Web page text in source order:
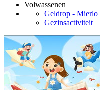
Volwassenen
Geldrop - Mierlo
Gezinsactiviteit